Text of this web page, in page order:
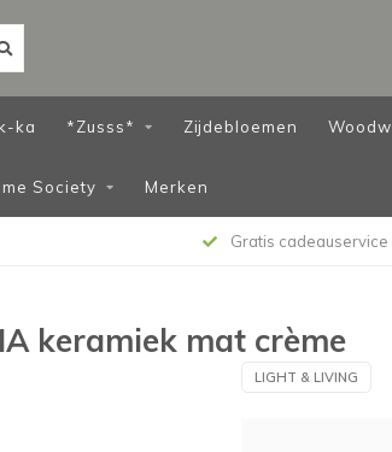
ka *Zusss* Zijdebloemen
Society Merken
Gratis cadeauservice
keramiek mat crème
LIGHT & LIVING